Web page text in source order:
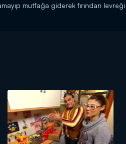
mutfağa giderek fırından